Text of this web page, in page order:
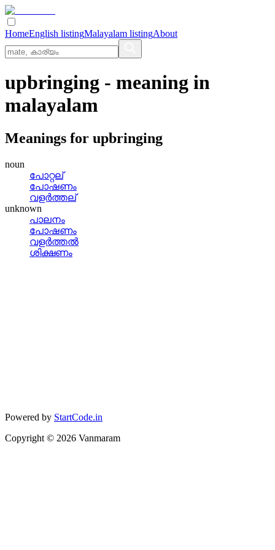
HomeEnglish listingMalayalam listingAbout
upbringing - meaning in
malayalam
Meanings for upbringing
noun
പോറ്റല്
പോഷണം
വളര്‍ത്തല്
unknown
പാലനം
പോഷണം
വളര്‍ത്തല്‍
ശിക്ഷണം
Powered by StartCode.in
Copyright © 2026 Vanmaram